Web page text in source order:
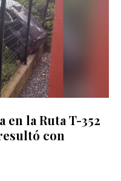
en la Ruta T-352
con